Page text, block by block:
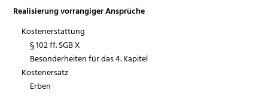
Realisierung vorrangiger Ansprüche
Kostenerstattung
§ 102 ff. SGB X
Besonderheiten für das 4. Kapitel
Kostenersatz
Erben